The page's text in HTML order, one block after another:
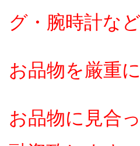
グ・腕時計な
お品物を厳重
お品物に見合